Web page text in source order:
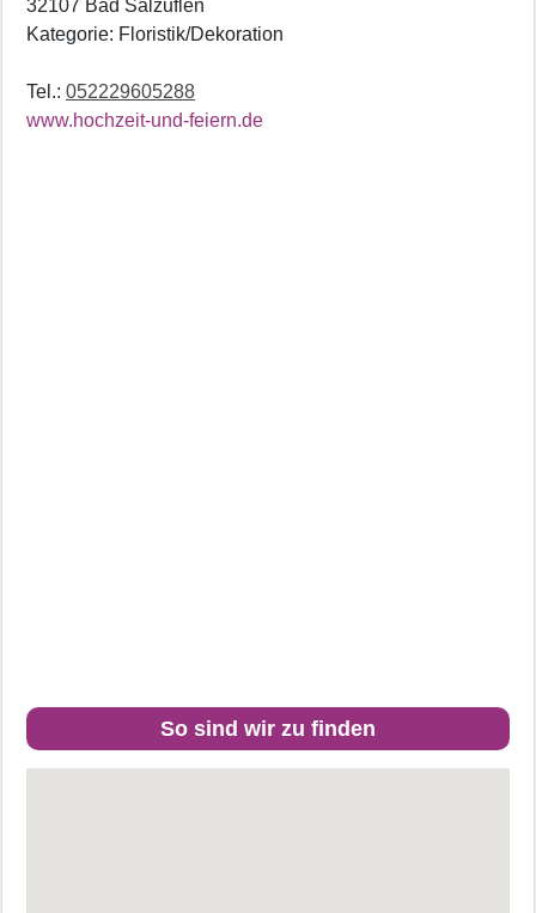
32107 Bad Salzuflen
Kategorie: Floristik/Dekoration
Tel.: 052229605288
www.hochzeit-und-feiern.de
So sind wir zu finden